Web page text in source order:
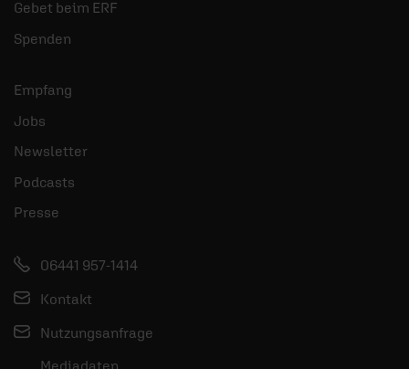
Gebet beim ERF
Spenden
Empfang
Jobs
Newsletter
Podcasts
Presse
06441 957-1414
Kontakt
Nutzungsanfrage
Mediadaten